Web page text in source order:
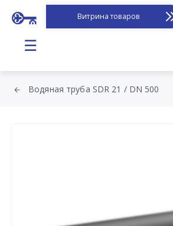
Витрина товаров
☰
Водяная труба SDR 21 / DN 500